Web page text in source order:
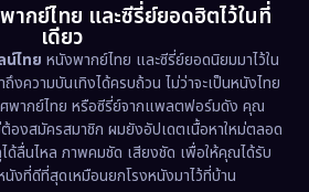
ากย์ไทย และซีรี่ย์ยอดฮิตไว้ในที่
เดียว
น์ไทย หนังพากย์ไทย และซีรี่ย์ยอดนิยมมาไว้ใน
งความบันเทิงได้ครบถ้วน ไม่ว่าจะเป็นหนังไทย
พากย์ไทย หรือซีรี่ย์จากแพลตฟอร์มดัง คุณ
องสมัครสมาชิก ผมยังอัปเดตเนื้อหาใหม่ตลอด
ด้ลื่นไหล ภาพคมชัด เสียงชัด เพื่อให้คุณได้รับ
งที่ดีที่สุดเหมือนยกโรงหนังมาไว้ที่บ้าน